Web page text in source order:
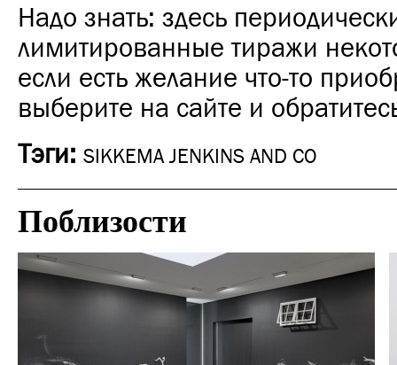
Надо знать: здесь
лимитированные тиражи
если есть желание что-то
выберите на сайте и
Тэги: SIKKEMA JENKINS AND CO
Поблизости